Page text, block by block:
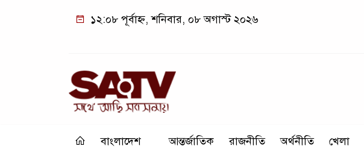
১২:০৮ পূর্বাহ্ন, শনিবার, ০৮ অগাস্ট ২০২৬
বাংলাদেশ আন্তর্জাতিক রাজনীতি অর্থনীতি খেলা